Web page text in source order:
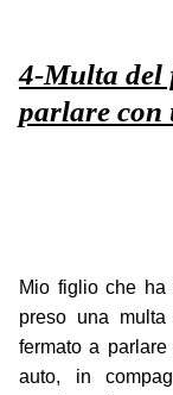
4-Multa del
parlare con
Mio figlio che
preso una
fermato a
auto, in